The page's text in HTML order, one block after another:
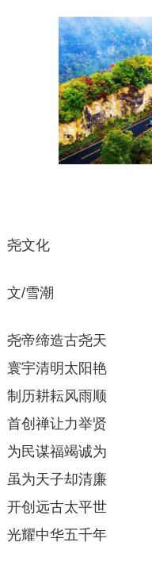
尧文化
文/雪潮
尧帝缔造古尧天
寰宇清明太阳艳
制历耕耘风雨顺
首创禅让力举贤
为民谋福竭诚为
虽为天子却清廉
开创远古太平世
光耀中华五千年